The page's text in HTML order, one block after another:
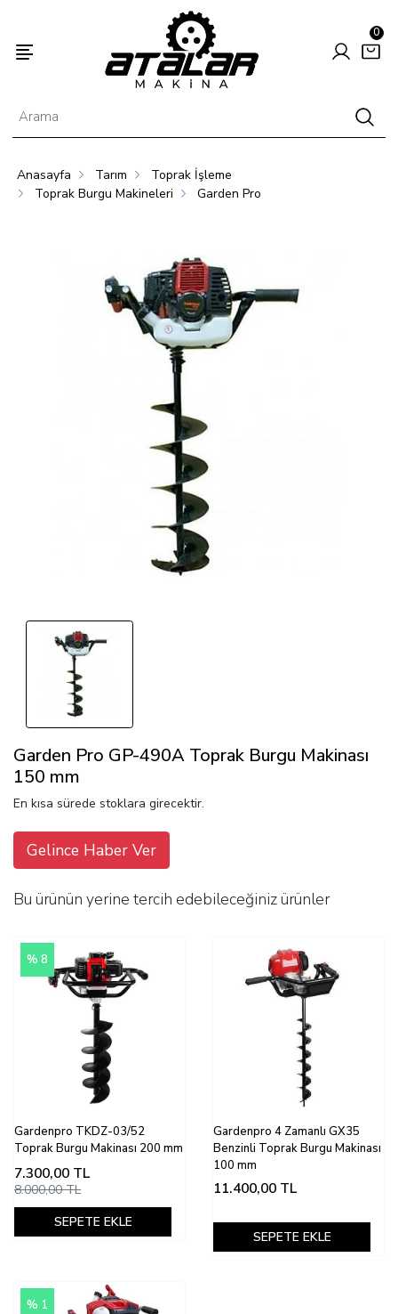
0
Anasayfa Tarım
Toprak İşleme
Toprak Burgu Makineleri
Garden Pro
Garden Pro GP-490A Toprak Burgu Makinası
150 mm
En kısa sürede stoklara girecektir.
Gelince Haber Ver
Bu ürünün yerine tercih edebileceğiniz ürünler
% 8
Gardenpro TKDZ-03/52
Toprak Burgu Makinası 200 mm
7.300,00 TL
8.000,00 TL
SEPETE EKLE
Gardenpro 4 Zamanlı GX35
Benzinli Toprak Burgu Makinası
100 mm
11.400,00 TL
SEPETE EKLE
% 1
Hayvancılık Tarım